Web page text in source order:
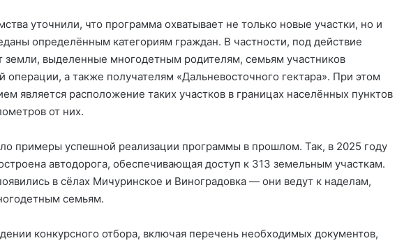
уточнили, что программа охватывает не только новые участки, но и
определённым категориям граждан. В частности, под действие
земли, выделенные многодетным родителям, семьям участников
операции, а также получателям «Дальневосточного гектара». При этом
является расположение таких участков в границах населённых пунктов
от них.
примеры успешной реализации программы в прошлом. Так, в 2025 году
автодорога, обеспечивающая доступ к 313 земельным участкам.
в сёлах Мичуринское и Виноградовка — они ведут к наделам,
семьям.
конкурсного отбора, включая перечень необходимых документов,